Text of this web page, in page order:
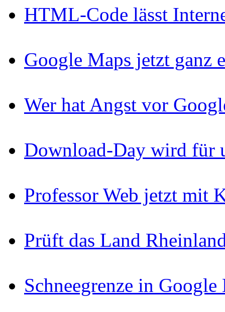
HTML-Code lässt
Google Maps jetzt ganz
Wer hat Angst vor
Download-Day wird für
Professor Web jetzt mit
Prüft das Land
Schneegrenze in Google